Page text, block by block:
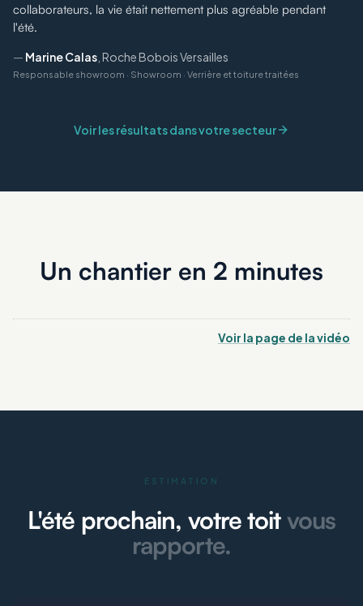
collaborateurs, la vie était nettement plus agréable pendant
l'été.
— Marine Calas Roche Bobois Versailles
Responsable showroom · Showroom · Verrière et toiture traitées
Voir les résultats dans votre secteur
Un chantier en 2 minutes
Voir la page de la vidéo
ESTIMATION
L'été prochain, votre toitvous
rapporte.